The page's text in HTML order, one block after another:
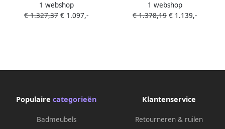
80.5x51.5x9cm Rechthoek 0
kraangaten Natuursteen
1 webshop
€ 1.327,37 € 1.097,-
80.5x51.5x9cm Rechthoek 1
kraangat Natuursteen
1 webshop
€ 1.378,19 € 1.139,-
Populaire categorieën
Badmeubels
Klantenservice
Retourneren & ruilen